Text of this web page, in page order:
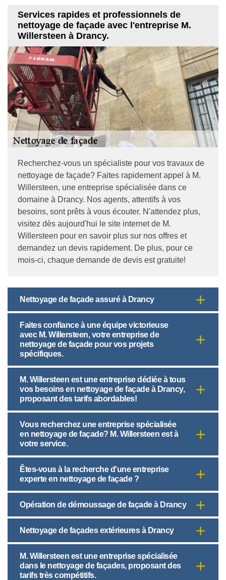
Services rapides et professionnels de
nettoyage de façade avec l'entreprise M.
Willersteen à Drancy.
Recherchez-vous un spécialiste pour vos travaux de
nettoyage de façade? Faites rapidement appel à M.
Willersteen, une entreprise spécialisée dans ce
domaine à Drancy. Nos agents, attentifs à vos
besoins, sont prêts à vous écouter. N'attendez plus,
visitez dès aujourd'hui le site internet de M.
Willersteen pour en savoir plus sur nos offres et
demandez un devis rapidement. De plus, pour ce
mois-ci, chaque demande de devis est gratuite!
Nettoyage de façade assuré à Drancy
Faites confiance à une équipe victorieuse
avec M. Willersteen, votre entreprise de
nettoyage de façade pour vos projets
spécifiques.
M. Willersteen est une entreprise dédiée à tous
vos besoins en nettoyage de façade à Drancy,
proposant des tarifs abordables!
Vous recherchez une entreprise spécialisée
en nettoyage de façade? M. Willersteen est à
votre service.
Êtes-vous à la recherche d'une entreprise
experte en nettoyage de façade ?
Opération de démoussage de façade à Drancy
Nettoyage de façades extérieures à Drancy
M. Willersteen est une entreprise spécialisée
dans le nettoyage de façades, proposant des
tarifs très compétitifs.